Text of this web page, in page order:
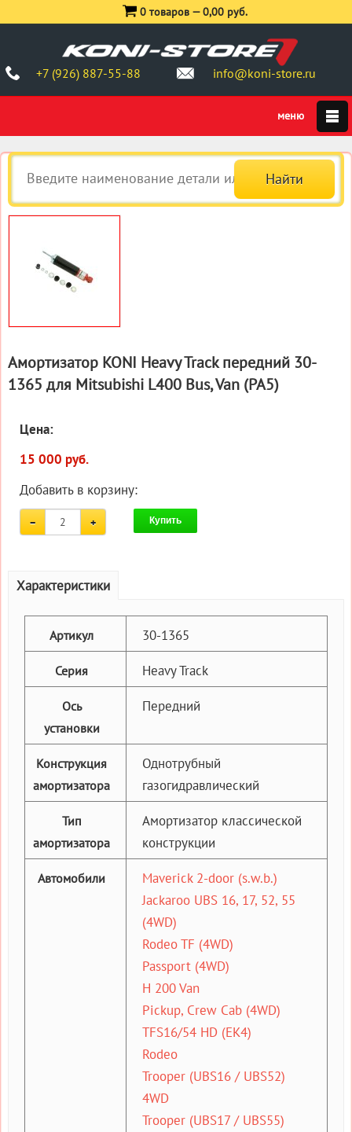
+7 (926) 887-55-88 info@koni-store.ru
0 товаров —0,00 руб.
Амортизатор KONI Heavy Track передний 30-
1365 для Mitsubishi L400 Bus, Van (PA5)
Цена:
15 000 руб.
Добавить в корзину:
Купить
Характеристики
Артикул 30-1365
Серия Heavy Track
Ось
установки
Передний
Конструкция
амортизатора
Однотрубный
газогидравлический
Тип
амортизатора
Амортизатор классической
конструкции
Автомобили
Maverick 2-door (s.w.b.)
Jackaroo UBS 16, 17, 52, 55
(4WD)
Rodeo TF (4WD)
Passport (4WD)
H 200 Van
Pickup, Crew Cab (4WD)
TFS16/54 HD (EK4)
Rodeo
Trooper (UBS16 / UBS52)
4WD
Trooper (UBS17 / UBS55)